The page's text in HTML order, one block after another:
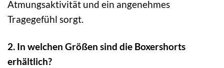
Atmungsaktivität und ein angenehmes
Tragegefühl sorgt.
2. In welchen Größen sind die Boxershorts
erhältlich?